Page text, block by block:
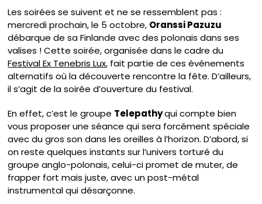
Les soirées se suivent et ne se ressemblent pas :
mercredi prochain, le 5 octobre, Oranssi Pazuzu
débarque de sa Finlande avec des polonais dans ses
valises ! Cette soirée, organisée dans le cadre du
Festival Ex Tenebris Lux, fait partie de ces événements
alternatifs où la découverte rencontre la fête. D’ailleurs,
il s’agit de la soirée d’ouverture du festival.
En effet, c’est le groupe Telepathyqui compte bien
vous proposer une séance qui sera forcément spéciale
avec du gros son dans les oreilles à l’horizon. D’abord, si
on reste quelques instants sur l’univers torturé du
groupe anglo-polonais, celui-ci promet de muter, de
frapper fort mais juste, avec un post-métal
instrumental qui désarçonne.